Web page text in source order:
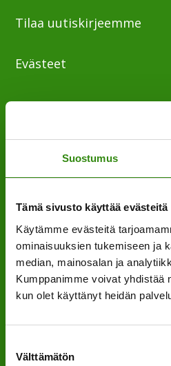
Suostumus
Tämä sivusto käyttää evästeitä
Käytämme evästeitä
ominaisuuksien tukemiseen ja
median, mainosalan ja
Kumppanimme voivat yhdistää
kun olet käyttänyt heidän
valinta
Välttämätön
Tilaa uutiskirjeemme
Evästeet
huolien kuuntelija sekä